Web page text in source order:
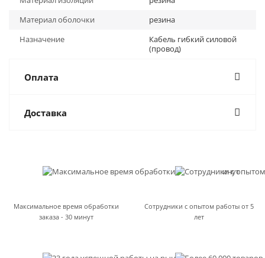
Материал оболочки
резина
Назначение
Кабель гибкий силовой
(провод)
Оплата
Доставка
Максимальное время обработки
заказа - 30 минут
Сотрудники с опытом работы от 5
лет